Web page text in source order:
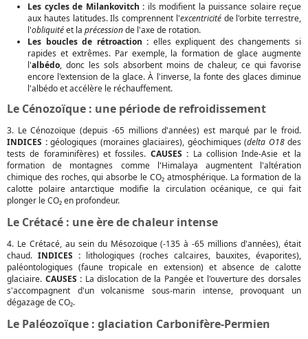
Les cycles de Milankovitch : ils modifient la puissance solaire reçue
aux hautes latitudes. Ils comprennent l'excentricitéde l'orbite terrestre,
l'obliquitéet la précessionde l'axe de rotation.
Les boucles de rétroaction : elles expliquent des changements si
rapides et extrêmes. Par exemple, la formation de glace augmente
l'albédo, donc les sols absorbent moins de chaleur, ce qui favorise
encore l'extension de la glace. À l'inverse, la fonte des glaces diminue
l'albédo et accélère le réchauffement.
Le Cénozoïque : une période de refroidissement
3. Le Cénozoïque (depuis -65 millions d'années) est marqué par le froid.
INDICES :géologiques (moraines glaciaires), géochimiques (delta O18des
tests de foraminifères) et fossiles. CAUSES : La collision Inde-Asie et la
formation de montagnes comme l'Himalaya augmentent l'altération
chimique des roches, qui absorbe le CO₂ atmosphérique. La formation de la
calotte polaire antarctique modifie la circulation océanique, ce qui fait
plonger le CO₂ en profondeur.
Le Crétacé : une ère de chaleur intense
4. Le Crétacé, au sein du Mésozoïque (-135 à -65 millions d'années), était
chaud. INDICES :lithologiques (roches calcaires, bauxites, évaporites),
paléontologiques (faune tropicale en extension) et absence de calotte
glaciaire. CAUSES : La dislocation de la Pangée et l'ouverture des dorsales
s'accompagnent d'un volcanisme sous-marin intense, provoquant un
dégazage de CO₂.
Le Paléozoïque : glaciation Carbonifère-Permien